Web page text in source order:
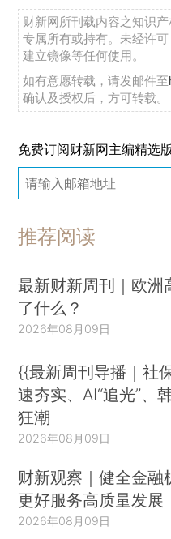
财新网所刊载内容之知识
专属所有或持有。未经许
建立镜像等任何使用。
如有意愿转载，请发邮件至
确认及授权后，方可转载。
免费订阅财新网主编精选
推荐阅读
最新财新周刊｜欧洲
了什么？
2026年08月09日
{{最新周刊导播｜社
速夯实、AI“追光”、
狂潮
2026年08月09日
财新观察｜健全金融
更好服务高质量发展
2026年08月09日